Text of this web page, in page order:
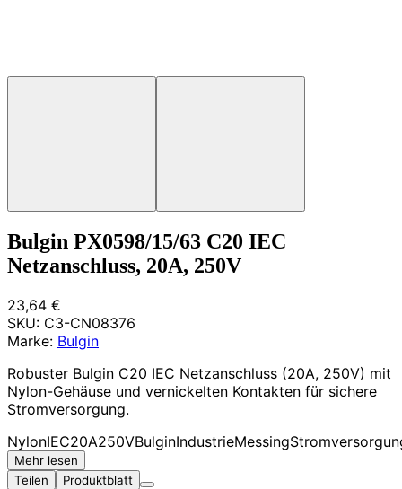
Bulgin PX0598/15/63 C20 IEC
Netzanschluss, 20A, 250V
23,64 €
SKU: C3-CN08376
Marke: Bulgin
Robuster Bulgin C20 IEC Netzanschluss (20A, 250V) mit
Nylon-Gehäuse und vernickelten Kontakten für sichere
Stromversorgung.
NylonIEC20A250VBulginIndustrieMessing
Mehr lesen
Teilen
Produktblatt